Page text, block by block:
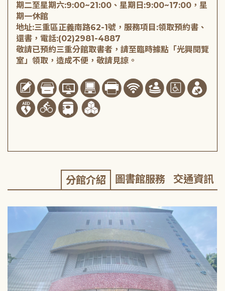
期二至星期六:9:00~21:00、星期日:9:00~17:00，星
期一休館
地址:三重區正義南路62-1號，服務項目:領取預約書、
還書，電話:(02)2981-4887
敬請已預約三重分館取書者，請至臨時據點「光興閱覽
室」領取，造成不便，敬請見諒。
分館介紹 圖書館服務 交通資訊